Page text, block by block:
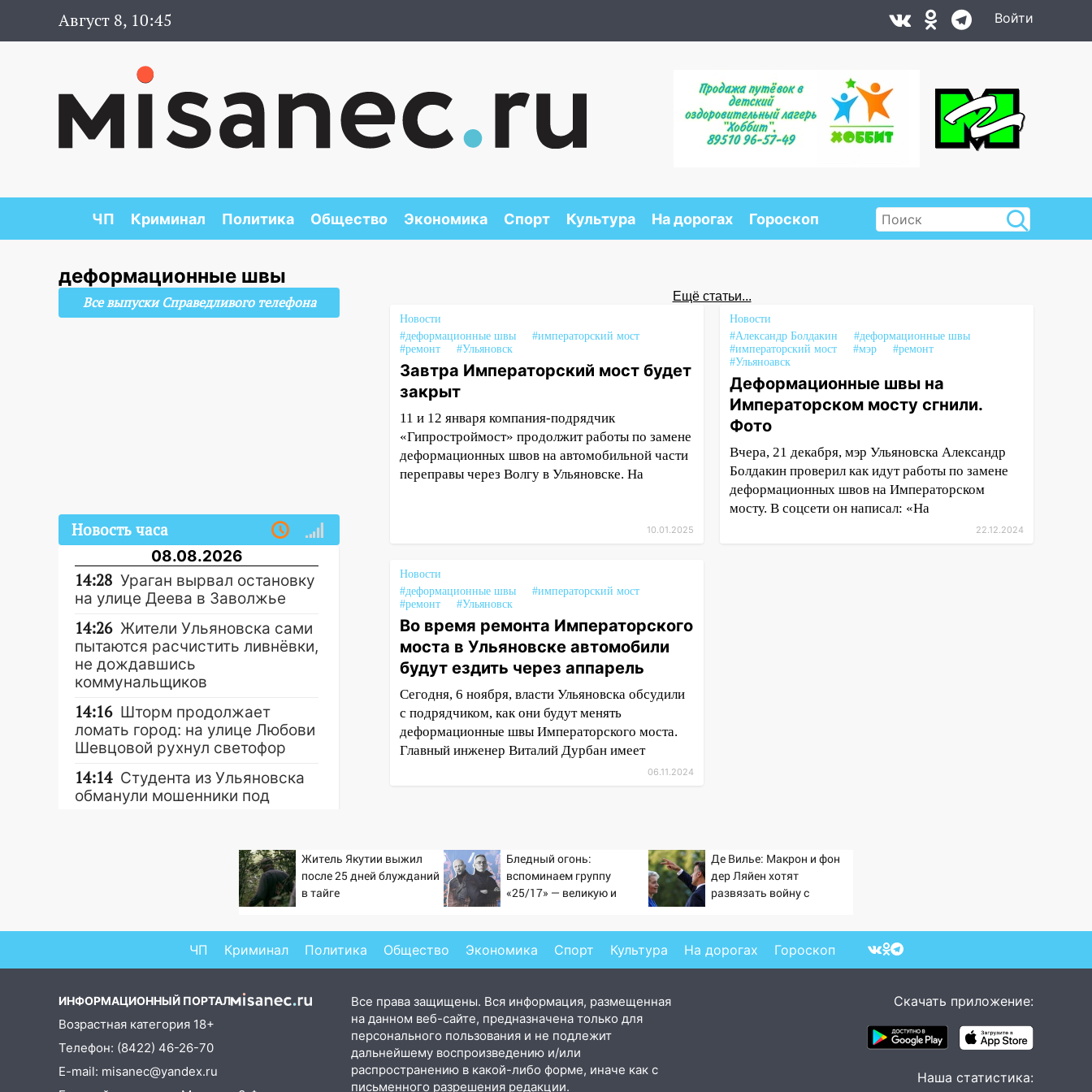
Август 8, 10:45 Войти
ЧП Криминал Политика Общество Экономика Спорт Культура На дорогах Гороскоп
деформационные швы
Ещё статьи...
Новости
#деформационные швы
#императорский мост
#ремонт
#Ульяновск
Завтра Императорский мост будет
закрыт
11 и 12 января компания-подрядчик
«Гипростроймост» продолжит работы по замене
деформационных швов на автомобильной части
переправы через Волгу в Ульяновске. На
10.01.2025
Новости
#Александр Болдакин
#деформационные швы
#императорский мост
#мэр
#ремонт
#Ульяноавск
Деформационные швы на
Императорском мосту сгнили.
Фото
Вчера, 21 декабря, мэр Ульяновска Александр
Болдакин проверил как идут работы по замене
деформационных швов на Императорском
мосту. В соцсети он написал: «На
22.12.2024
Новости
#деформационные швы
#императорский мост
#ремонт
#Ульяновск
Во время ремонта Императорского
моста в Ульяновске автомобили
будут ездить через аппарель
Сегодня, 6 ноября, власти Ульяновска обсудили
с подрядчиком, как они будут менять
деформационные швы Императорского моста.
Главный инженер Виталий Дурбан имеет
06.11.2024
Все выпуски Справедливого телефона
Новость часа
08.08.2026
14:28 Ураган вырвал остановку
на улице Деева в Заволжье
14:26 Жители Ульяновска сами
пытаются расчистить ливнёвки,
не дождавшись
коммунальщиков
14:16 Шторм продолжает
ломать город: на улице Любови
Шевцовой рухнул светофор
14:14 Студента из Ульяновска
обманули мошенники под
ульяновцам на упавшее дерево
или затопленную улицу после
13:59 В Новом городе
ураганным ветром сорвало
опалубку со строящегося дома
13:54 В мэрии Ульяновска
рассказали, как устраняют
последствия мощного шторма
13:49 Стихия продолжает
крушить Ульяновск: дерево
Другие новости
Житель Якутии выжил
после 25 дней блужданий
в тайге
Бледный огонь:
вспоминаем группу
«25/17» — великую и
Де Вилье: Макрон и фон
дер Ляйен хотят
развязать войну с
ЧП Криминал Политика Общество Экономика Спорт Культура На дорогах Гороскоп
ИНФОРМАЦИОННЫЙ ПОРТАЛ
Возрастная категория 18+
Телефон: (8422) 46-26-70
E-mail: misanec@yandex.ru
Все права защищены. Вся информация, размещенная
на данном веб-сайте, предназначена только для
персонального пользования и не подлежит
дальнейшему воспроизведению и/или
распространению в какой-либо форме, иначе как с
письменного разрешения редакции.
Скачать приложение:
Наша статистика: